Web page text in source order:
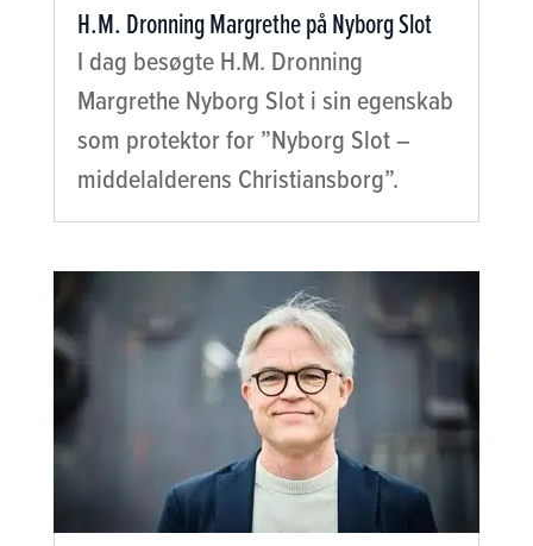
H.M. Dronning Margrethe på Nyborg Slot
I dag besøgte H.M. Dronning
Margrethe Nyborg Slot i sin egenskab
som protektor for ”Nyborg Slot –
middelalderens Christiansborg”.